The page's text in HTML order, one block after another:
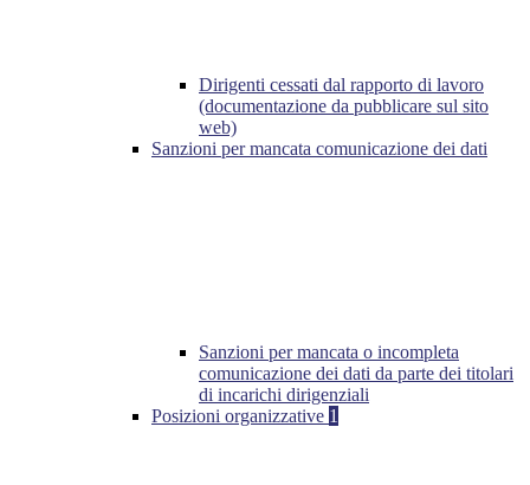
Dirigenti cessati dal rapporto di lavoro
(documentazione da pubblicare sul sito
web)
Sanzioni per mancata comunicazione dei dati
Sanzioni per mancata o incompleta
comunicazione dei dati da parte dei titolari
di incarichi dirigenziali
Posizioni organizzative 1